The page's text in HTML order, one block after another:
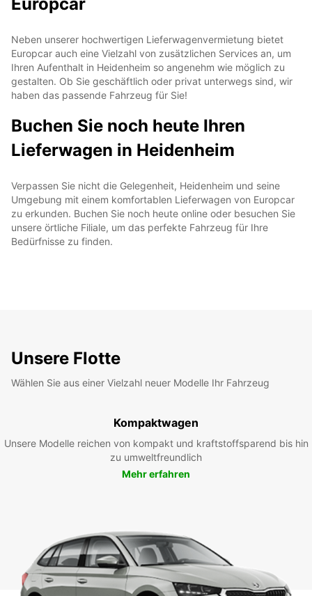
Neben unserer hochwertigen Lieferwagenvermietung bietet
Europcar auch eine Vielzahl von zusätzlichen Services an, um
Ihren Aufenthalt in Heidenheim so angenehm wie möglich zu
gestalten. Ob Sie geschäftlich oder privat unterwegs sind, wir
haben das passende Fahrzeug für Sie!
Buchen Sie noch heute Ihren
Lieferwagen in Heidenheim
Verpassen Sie nicht die Gelegenheit, Heidenheim und seine
Umgebung mit einem komfortablen Lieferwagen von Europcar
zu erkunden. Buchen Sie noch heute online oder besuchen Sie
unsere örtliche Filiale, um das perfekte Fahrzeug für Ihre
Bedürfnisse zu finden.
Unsere Flotte
Wählen Sie aus einer Vielzahl neuer Modelle Ihr Fahrzeug
Kompaktwagen
Unsere Modelle reichen von kompakt und kraftstoffsparend bis hin
zu umweltfreundlich
Mehr erfahren